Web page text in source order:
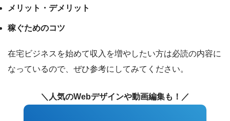
メリット・デメリット
稼ぐためのコツ
在宅ビジネスを始めて収入を増やしたい方は必読の内容に
なっているので、ぜひ参考にしてみてください。
＼人気のWebデザインや動画編集も！／